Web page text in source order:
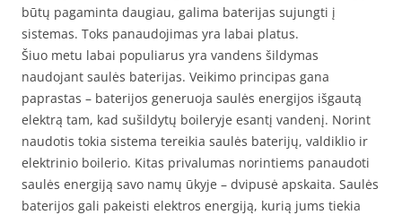
būtų pagaminta daugiau, galima baterijas sujungti į
sistemas. Toks panaudojimas yra labai platus.
Šiuo metu labai populiarus yra vandens šildymas
naudojant saulės baterijas. Veikimo principas gana
paprastas – baterijos generuoja saulės energijos išgautą
elektrą tam, kad sušildytų boileryje esantį vandenį. Norint
naudotis tokia sistema tereikia saulės baterijų, valdiklio ir
elektrinio boilerio. Kitas privalumas norintiems panaudoti
saulės energiją savo namų ūkyje – dvipusė apskaita. Saulės
baterijos gali pakeisti elektros energiją, kurią jums tiekia